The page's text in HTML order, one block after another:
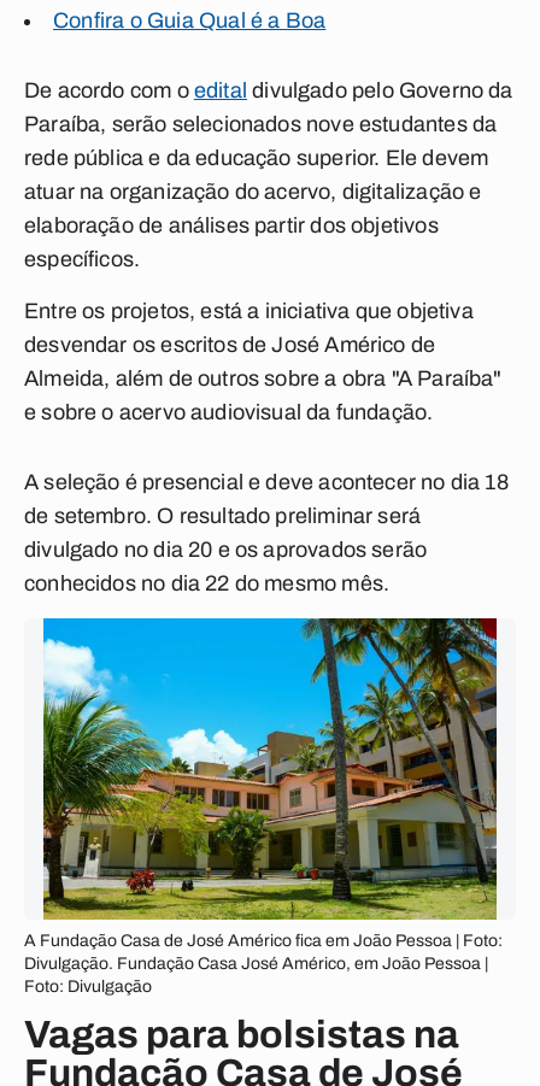
Confira o Guia Qual é a Boa
De acordo com o edital divulgado pelo Governo da
Paraíba, serão selecionados nove estudantes da
rede pública e da educação superior. Ele devem
atuar na organização do acervo, digitalização e
elaboração de análises partir dos objetivos
específicos.
Entre os projetos, está a iniciativa que objetiva
desvendar os escritos de José Américo de
Almeida, além de outros sobre a obra "A Paraíba"
e sobre o acervo audiovisual da fundação.
A seleção é presencial e deve acontecer no dia 18
de setembro. O resultado preliminar será
divulgado no dia 20 e os aprovados serão
conhecidos no dia 22 do mesmo mês.
A Fundação Casa de José Américo fica em João Pessoa | Foto:
Divulgação. Fundação Casa José Américo, em João Pessoa |
Foto: Divulgação
Vagas para bolsistas na
Fundação Casa de José